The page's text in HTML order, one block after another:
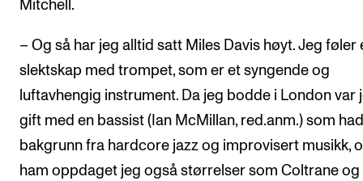
Mitchell.
– Og så har jeg alltid satt Miles Davis høyt. Jeg føler
slektskap med trompet, som er et syngende og
luftavhengig instrument. Da jeg bodde i London var
gift med en bassist (Ian McMillan, red.anm.) som
bakgrunn fra hardcore jazz og improvisert musikk,
ham oppdaget jeg også størrelser som Coltrane og